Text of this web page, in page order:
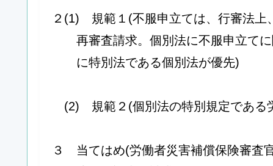
２(1) 規範１(不服申立ては、行審法上
再審査請求。個別法に不服申立て
に特別法である個別法が優先)
(2) 規範２(個別法の特別規定である
３ 当てはめ(労働者災害補償保険審査